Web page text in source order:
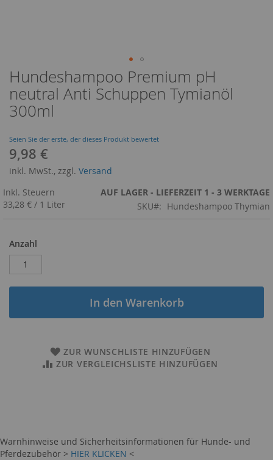
Hundeshampoo Premium pH
neutral Anti Schuppen Tymianöl
300ml
Seien Sie der erste, der dieses Produkt bewertet
9,98 €
inkl. MwSt., zzgl. Versand
AUF LAGER - LIEFERZEIT 1 - 3 WERKTAGE
SKU
Hundeshampoo Thymian
Inkl. Steuern
33,28 € / 1 Liter
Anzahl
In den Warenkorb
ZUR WUNSCHLISTE HINZUFÜGEN
ZUR VERGLEICHSLISTE HINZUFÜGEN
Zum
Anfang
der
Bildergalerie
Warnhinweise und Sicherheitsinformationen für Hunde- und
Pferdezubehör > HIER KLICKEN <